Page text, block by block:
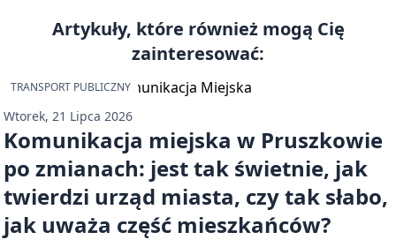
Artykuły, które również mogą Cię
zainteresować:
TRANSPORT PUBLICZNY
Wtorek, 21 Lipca 2026
Komunikacja miejska w Pruszkowie
po zmianach: jest tak świetnie, jak
twierdzi urząd miasta, czy tak słabo,
jak uważa część mieszkańców?